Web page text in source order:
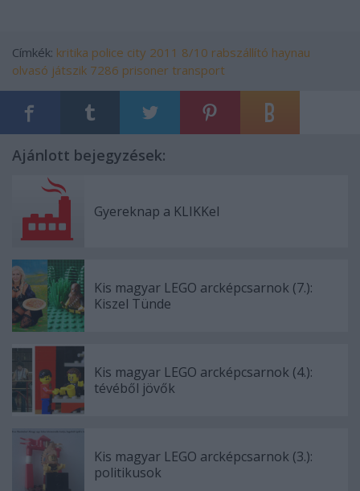
Címkék: kritika police city 2011 8/10 rabszállító haynau
olvasó játszik 7286 prisoner transport
Ajánlott bejegyzések:
Gyereknap a KLIKKel
Kis magyar LEGO arcképcsarnok (7.):
Kiszel Tünde
Kis magyar LEGO arcképcsarnok (4.):
tévéből jövők
Kis magyar LEGO arcképcsarnok (3.):
politikusok